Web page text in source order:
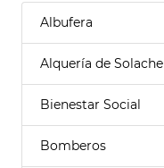
Albufera
Alquería de Solache
Bienestar Social
Bomberos